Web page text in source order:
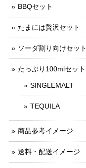
BBQセット
たまには贅沢セット
ソーダ割り向けセット
たっぷり100mlセット
SINGLEMALT
TEQUILA
商品参考イメージ
送料・配送イメージ